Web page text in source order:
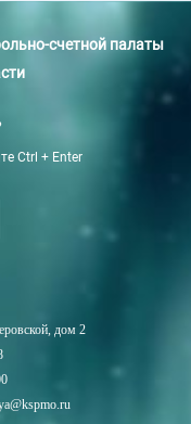
счетной палаты
Ctrl + Enter
дом 2